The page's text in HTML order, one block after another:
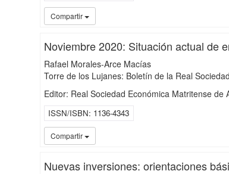
Compartir
Noviembre 2020: Situación actual de
Rafael Morales-Arce Macías
Torre de los Lujanes: Boletín de la Real
Editor: Real Sociedad Económica Matritense de
ISSN/ISBN 1136-4343
Compartir
Nuevas inversiones: orientaciones